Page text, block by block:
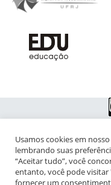
NIPIAC – Núcleo
Adolescência
Universidade Federal do
Usamos cookies em
lembrando suas
“Aceitar tudo”, você
entanto, você pode visitar
fornecer um